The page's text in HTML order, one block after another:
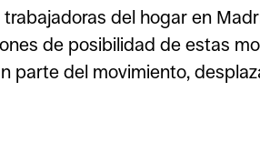
del hogar en
de posibilidad de estas
parte del movimiento,